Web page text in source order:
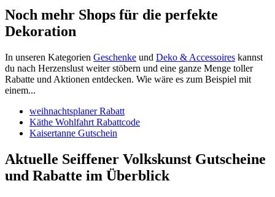
Noch mehr Shops für die perfekte
Dekoration
In unseren Kategorien Geschenke und Deko & Accessoires kannst
du nach Herzenslust weiter stöbern und eine ganze Menge toller
Rabatte und Aktionen entdecken. Wie wäre es zum Beispiel mit
einem...
weihnachtsplaner Rabatt
Käthe Wohlfahrt Rabattcode
Kaisertanne Gutschein
Aktuelle Seiffener Volkskunst Gutscheine
und Rabatte im Überblick